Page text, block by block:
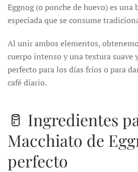
Eggnog (o ponche de huevo) es una
especiada que se consume
Al unir ambos elementos,
cuerpo intenso y una textura suave
perfecto para los días fríos o para
café diario.
🥛 Ingredientes
Macchiato de
perfecto